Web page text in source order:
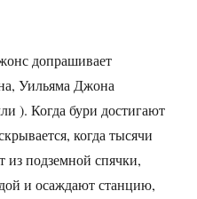
допрашивает
Уильяма Джона
). Когда бури достигают
когда тысячи
из подземной спячки,
и осаждают станцию,